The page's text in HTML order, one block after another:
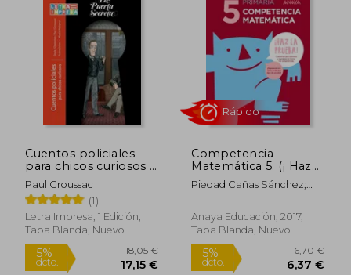
5%
dcto.
Cuentos policiales
para chicos curiosos -
Col. La Puerta Secreta
Paul Groussac
(1)
Letra Impresa, 1 Edición,
Tapa Blanda, Nuevo
Competencia
Matemática 5. (¡ Haz
la Prueba! ) -
9788469831373
Piedad Cañas Sánchez;
Florencio Luengo Horcajo;
Pilar Sánchez López
Anaya Educación, 2017,
Tapa Blanda, Nuevo